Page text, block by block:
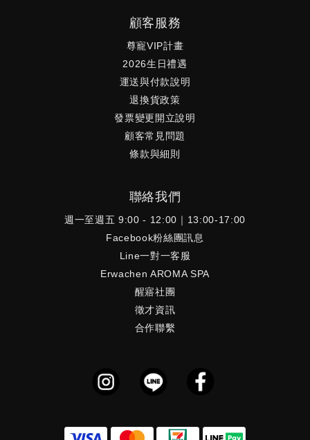
顧客服務
尊寵VIP計畫
2026生日禮遇
運送與付款說明
退換貨政策
發票變更開立說明
顧客常見問題
條款與細則
聯絡我們
週一至週五 9:00 - 12:00｜13:00-17:00
Facebook粉絲團訊息
Line一對一客服
Erwachen AROMA SPA
醒寤社團
徵才資訊
合作聯繫